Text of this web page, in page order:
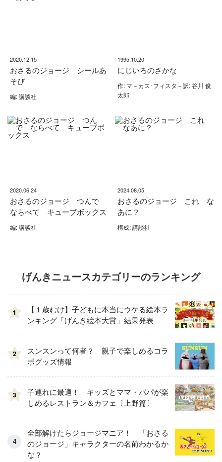
2020.12.15
おさるのジョージ シールあ
そび
編: 講談社
1995.10.20
にじいろのさかな
作: マ－カス･フィスタ－訳: 谷川 俊
太郎
2020.06.24
おさるのジョージ つんで
ならべて キューブボックス
編: 講談社
2024.08.05
おさるのジョージ これ な
あに？
構成: 講談社
げんきニュースカテゴリーのランキング
1
【１歳むけ】子どもに本当にウケる絵本ラ
ンキング「げんき絵本大賞」結果発表
2
スンスンって何者？ 親子で楽しめるコラ
ボグッズ情報
3
子連れに最適！ キッズとママ・パパが楽
しめるレストラン＆カフェ〔上野篇〕
全部解けたらジョージマニア！ 「おさる
のジョージ」キャラクターの名前わかるか
な？